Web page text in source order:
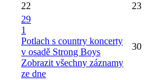
22 23
29
1
Potlach s country koncerty
v osadě Strong Boys
Zobrazit všechny záznamy
ze dne
30